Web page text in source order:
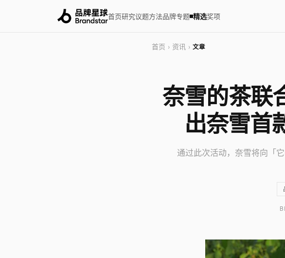
首页研究议题方法品牌专题 精选奖项
首页 › 资讯 › 文章
奈雪的茶联
出奈雪首
通过此次活动，奈雪将向「